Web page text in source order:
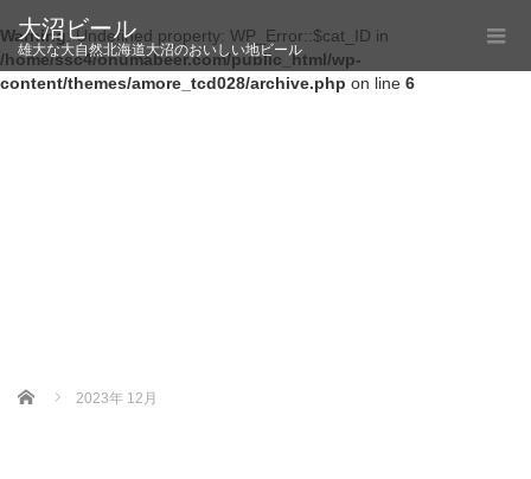
大沼ビール
雄大な大自然北海道大沼のおいしい地ビール
Warning: Undefined property: WP_Error::$cat_ID in
/home/ssc4/onumabeer.com/public_html/wp-
content/themes/amore_tcd028/archive.php on line 6
Home 2023年 12月